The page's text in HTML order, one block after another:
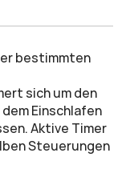
bestimmten
sich um den
Einschlafen
Aktive Timer
Steuerungen